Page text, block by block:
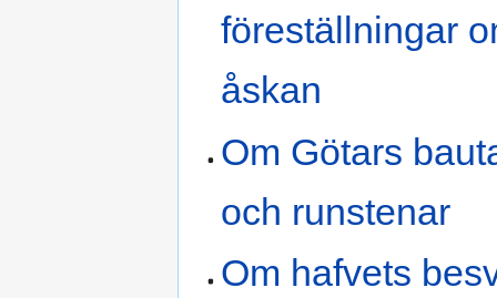
föreställningar
åskan
Om Götars
och runstenar
Om hafvets